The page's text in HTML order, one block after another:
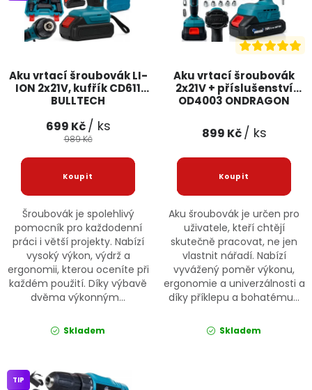
Aku vrtací šroubovák LI-
ION 2x21V, kufřík CD611
BULLTECH
699 Kč/ ks
989 Kč
Šroubovák je spolehlivý
pomocník pro každodenní
práci i větší projekty. Nabízí
vysoký výkon, výdrž a
ergonomii, kterou oceníte při
každém použití. Díky výbavě
dvěma výkonným...
Skladem
Aku vrtací šroubovák
2x21V + příslušenství
OD4003 ONDRAGON
899 Kč/ ks
Aku šroubovák je určen pro
uživatele, kteří chtějí
skutečně pracovat, ne jen
vlastnit nářadí. Nabízí
vyvážený poměr výkonu,
ergonomie a univerzálnosti a
díky příklepu a bohatému...
Skladem
TIP